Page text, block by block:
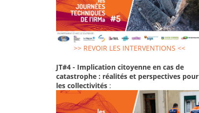
>> REVOIR LES INTERVENTIONS <<
JT#4 - Implication citoyenne en cas de
catastrophe : réalités et perspectives pour
les collectivités :